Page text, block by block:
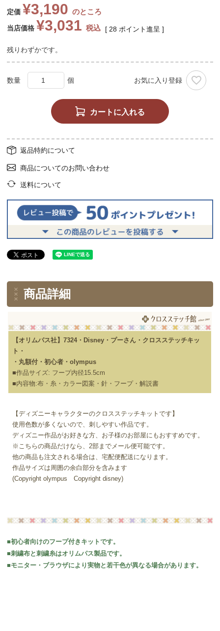
定価 ¥3,190 のところ
当店価格 ¥3,031 税込 [ 28 ポイント進呈 ]
残りわずかです。
お気に入り登録
カートに入れる
返品特約について
商品についてのお問い合わせ
送料について
商品詳細
【オリムパス社】7324・Disney・プーさん・クロスステッチキッ
ト・
・丸額付・初心者・olympus
■作品サイズ: フープ内径15.5cm
■内容物:布・糸・カラー図案・針・フープ・解説書
【ディズニーキャラクターのクロスステッチキットです】
使用色数が多くないので、刺しやすい作品です。
ディズニー作品がお好きな方、お子様のお部屋にもおすすめです。
※こちらの商品だけなら、2部までメール便可能です。
他の商品も注文される場合は、宅配便配送になります。
作品サイズは周囲の余白部分を含みます
(Copyright olympus Copyright disney)
■初心者向けのフープ付きキットです。
■刺繍布と刺繍糸はオリムパス製品です。
■モニター・ブラウザにより実物と若干色が異なる場合があります。